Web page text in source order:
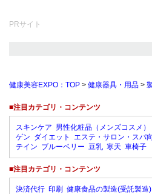
PRサイト
健康美容EXPO：TOP > 健康器具・用品 >
■注目カテゴリ・コンテンツ
スキンケア 男性化粧品（メンズコスメ）
ゲン ダイエット エステ・サロン・スパ
テイン ブルーベリー 豆乳 寒天 車椅子
■注目カテゴリ・コンテンツ
決済代行 印刷 健康食品の製造(受託製造)